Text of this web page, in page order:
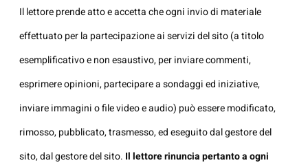
Il lettore prende atto e accetta che ogni invio di materiale
effettuato per la partecipazione ai servizi del sito (a titolo
esemplificativo e non esaustivo, per inviare commenti,
esprimere opinioni, partecipare a sondaggi ed iniziative,
inviare immagini o file video e audio) può essere modificato,
rimosso, pubblicato, trasmesso, ed eseguito dal gestore del
sito, dal gestore del sito. Il lettore rinuncia pertanto a ogni